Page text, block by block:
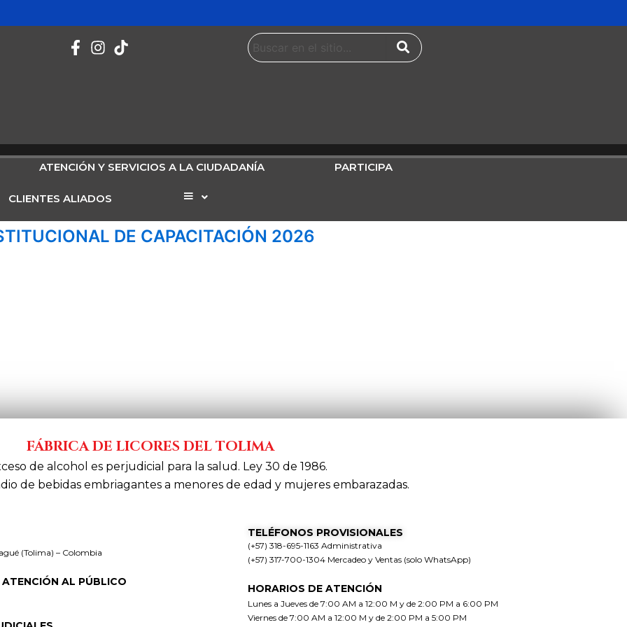
ATENCIÓN Y SERVICIOS A LA CIUDADANÍA PARTICIPA
CLIENTES ALIADOS Elemento
menú
DE CAPACITACIÓN 2026
FÁBRICA DE LICORES DEL TOLIMA
de alcohol es perjudicial para la salud. Ley 30 de 1986.
de bebidas embriagantes a menores de edad y mujeres embarazadas.
(Tolima) – Colombia
AL PÚBLICO
TELÉFONOS PROVISIONALES
(+57) 318-695-1163 Administrativa
(+57) 317-700-1304 Mercadeo y Ventas (solo WhatsApp)
HORARIOS DE ATENCIÓN
Lunes a Jueves de 7:00 AM a 12:00 M y de 2:00 PM a 6:00 PM
Viernes de 7:00 AM a 12:00 M y de 2:00 PM a 5:00 PM